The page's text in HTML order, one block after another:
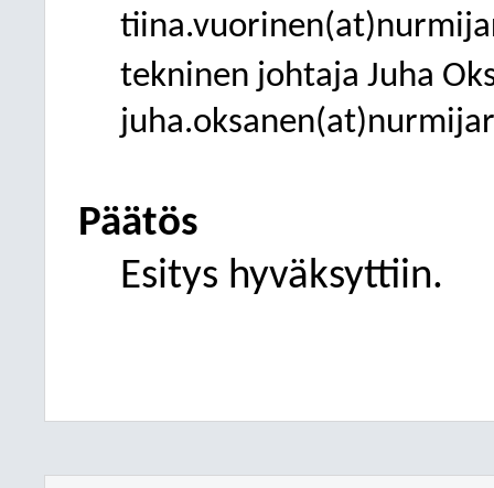
tiina.vuorinen(at)
tekninen johtaja Juha
juha.oksanen(at)
Päätös
Esitys hyväksyttiin.